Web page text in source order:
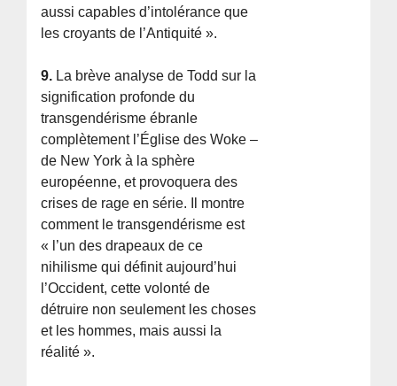
aussi capables d’intolérance que
les croyants de l’Antiquité ».
9. La brève analyse de Todd sur la
signification profonde du
transgendérisme ébranle
complètement l’Église des Woke –
de New York à la sphère
européenne, et provoquera des
crises de rage en série. Il montre
comment le transgendérisme est
« l’un des drapeaux de ce
nihilisme qui définit aujourd’hui
l’Occident, cette volonté de
détruire non seulement les choses
et les hommes, mais aussi la
réalité ».